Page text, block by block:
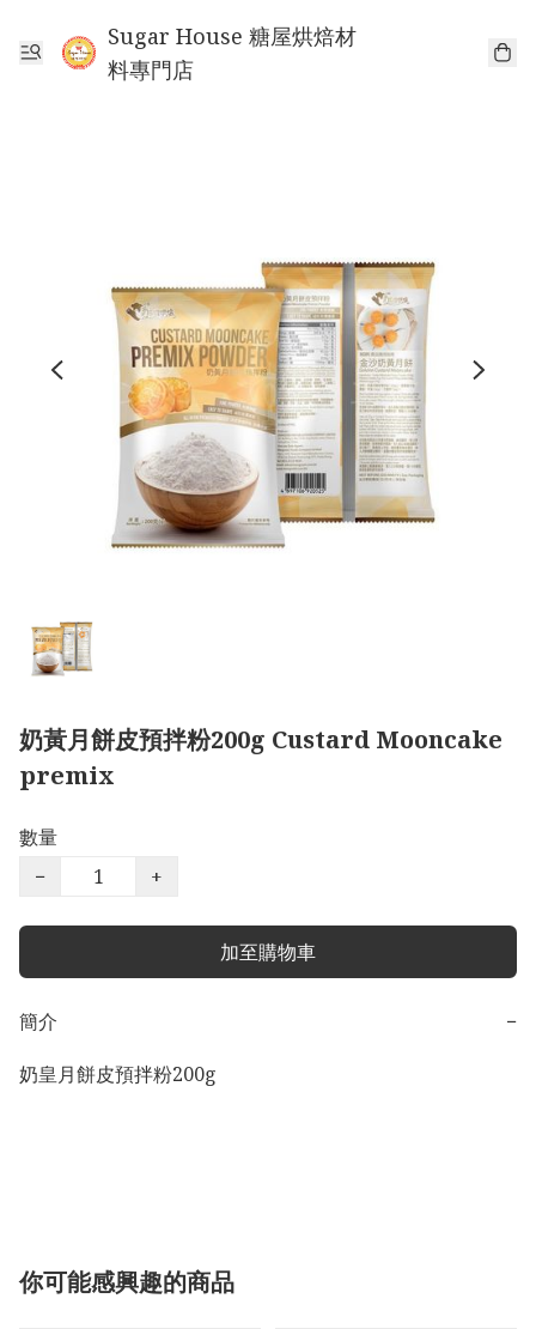
Sugar House 糖屋烘焙材
料專門店
奶黃月餅皮預拌粉200g Custard Mooncake
premix
數量
−
+
加至購物車
簡介
−
奶皇月餅皮預拌粉200g
你可能感興趣的商品